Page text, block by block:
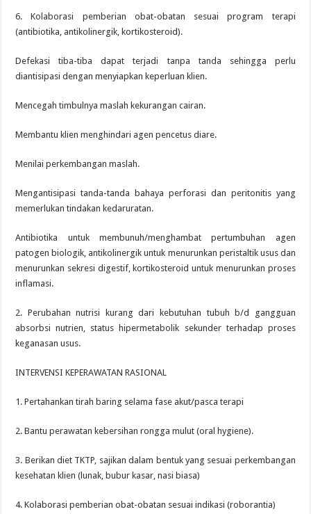
6. Kolaborasi pemberian obat-obatan sesuai program terapi
(antibiotika, antikolinergik, kortikosteroid).
Defekasi tiba-tiba dapat terjadi tanpa tanda sehingga perlu
diantisipasi dengan menyiapkan keperluan klien.
Mencegah timbulnya maslah kekurangan cairan.
Membantu klien menghindari agen pencetus diare.
Menilai perkembangan maslah.
Mengantisipasi tanda-tanda bahaya perforasi dan peritonitis yang
memerlukan tindakan kedaruratan.
Antibiotika untuk membunuh/menghambat pertumbuhan agen
patogen biologik, antikolinergik untuk menurunkan peristaltik usus dan
menurunkan sekresi digestif, kortikosteroid untuk menurunkan proses
inflamasi.
2. Perubahan nutrisi kurang dari kebutuhan tubuh b/d gangguan
absorbsi nutrien, status hipermetabolik sekunder terhadap proses
keganasan usus.
INTERVENSI KEPERAWATAN RASIONAL
1. Pertahankan tirah baring selama fase akut/pasca terapi
2. Bantu perawatan kebersihan rongga mulut (oral hygiene).
3. Berikan diet TKTP, sajikan dalam bentuk yang sesuai perkembangan
kesehatan klien (lunak, bubur kasar, nasi biasa)
4. Kolaborasi pemberian obat-obatan sesuai indikasi (roborantia)